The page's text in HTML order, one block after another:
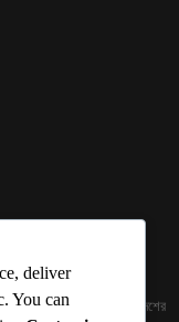
আলো কে ধারণ কর দেশ ও বিদেশের
deliver
You can